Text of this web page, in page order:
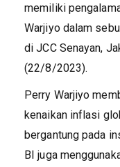
memiliki
Warjiyo dalam
di JCC Senayan,
(22/8/2023).
Perry Warjiyo
kenaikan inflasi
bergantung pada
BI juga